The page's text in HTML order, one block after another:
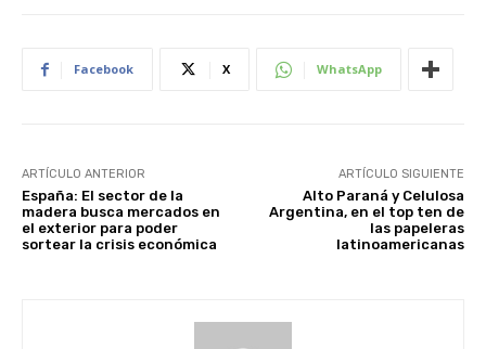
Facebook X WhatsApp
ARTÍCULO ANTERIOR
España: El sector de la
madera busca mercados en
el exterior para poder
sortear la crisis económica
ARTÍCULO SIGUIENTE
Alto Paraná y Celulosa
Argentina, en el top ten de
las papeleras
latinoamericanas